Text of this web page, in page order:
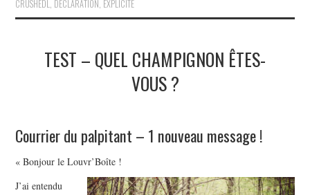
CRUSHEDL, DÉCLARATION, EXPLICITE
TEST – QUEL CHAMPIGNON ÊTES-
VOUS ?
Courrier du palpitant – 1 nouveau message !
« Bonjour le Louvr’Boîte !
J’ai entendu